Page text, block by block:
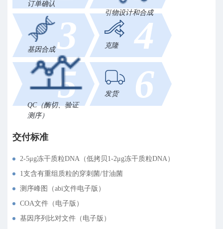
订单确认
引物设计和合成
基因合成 3 克隆 4
QC（酶切、验证
测序）
5 发货 6
交付标准
2-5μg冻干质粒DNA（低拷贝1-2μg冻干质粒DNA）
1支含有重组质粒的穿刺菌/甘油菌
测序峰图（abi文件电子版）
COA文件（电子版）
基因序列比对文件（电子版）